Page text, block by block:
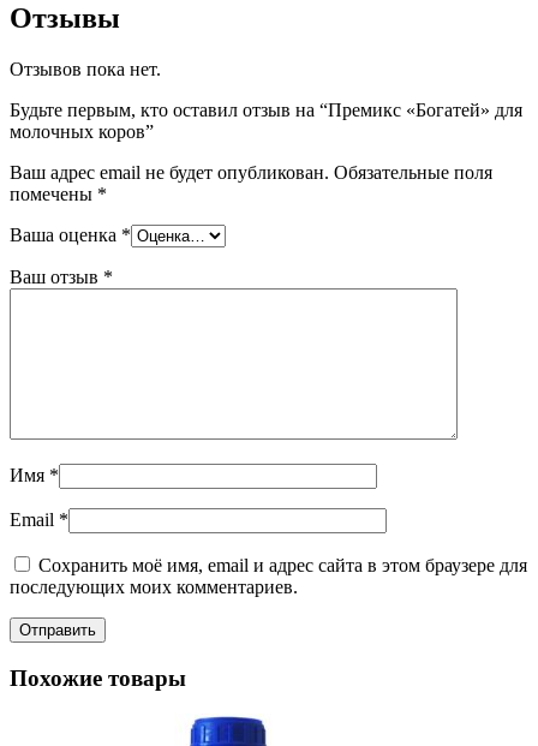
Отзывы
Отзывов пока нет.
Будьте первым, кто оставил отзыв на “Премикс «Богатей» для
молочных коров”
Ваш адрес email не будет опубликован. Обязательные поля
помечены *
Ваша оценка *
Ваш отзыв *
Имя *
Email *
Сохранить моё имя, email и адрес сайта в этом браузере для
последующих моих комментариев.
Похожие товары